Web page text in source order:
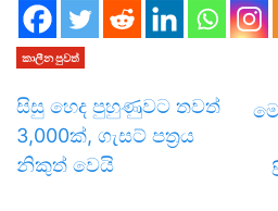
කාලීන පුවත්
සිසු හෙද පුහුණුවට තවත්
3,000ක්, ගැසට් පත්‍රය
නිකුත් වෙයි